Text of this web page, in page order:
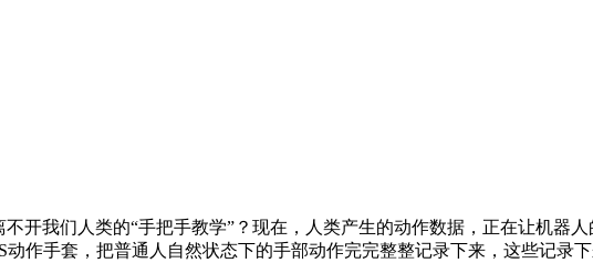
开我们人类的“手把手教学”？现在，人类产生的动作数据，正在让机器
作手套，把普通人自然状态下的手部动作完完整整记录下来，这些记录